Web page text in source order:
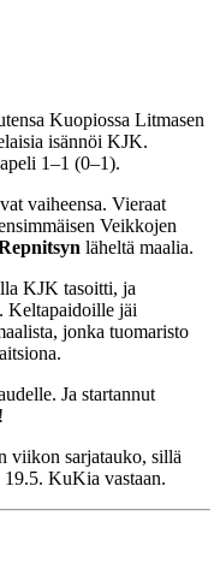
Kuopiossa Litmasen
isännöi KJK.
1–1 (0–1).
vaiheensa. Vieraat
Veikkojen
läheltä maalia.
KJK tasoitti, ja
Keltapaidoille jäi
jonka tuomaristo
Ja startannut
viikon sarjatauko, sillä
19.5. KuKia vastaan.